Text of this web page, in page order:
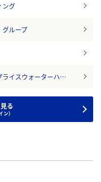
ング
グループ
ライスウォーターハ…
る
ン）